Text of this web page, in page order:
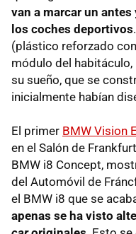
van a marcar un
los coches deportivos
(plástico reforzado
módulo del
su sueño, que se
inicialmente habían
El primer BMW Vision
en el Salón de
BMW i8 Concept,
del Automóvil de
el BMW i8 que se
apenas se ha visto